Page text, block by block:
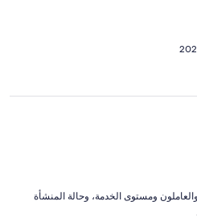
عناصر نالت الإعجاب: ⁦النظافة⁩، و⁦العاملون ومستوى الخدمة⁩، و⁦حالة المنشأة